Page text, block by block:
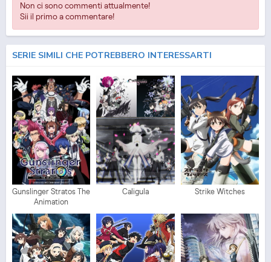
Non ci sono commenti attualmente!
Sii il primo a commentare!
SERIE SIMILI CHE POTREBBERO INTERESSARTI
Gunslinger Stratos The
Animation
Caligula Strike Witches